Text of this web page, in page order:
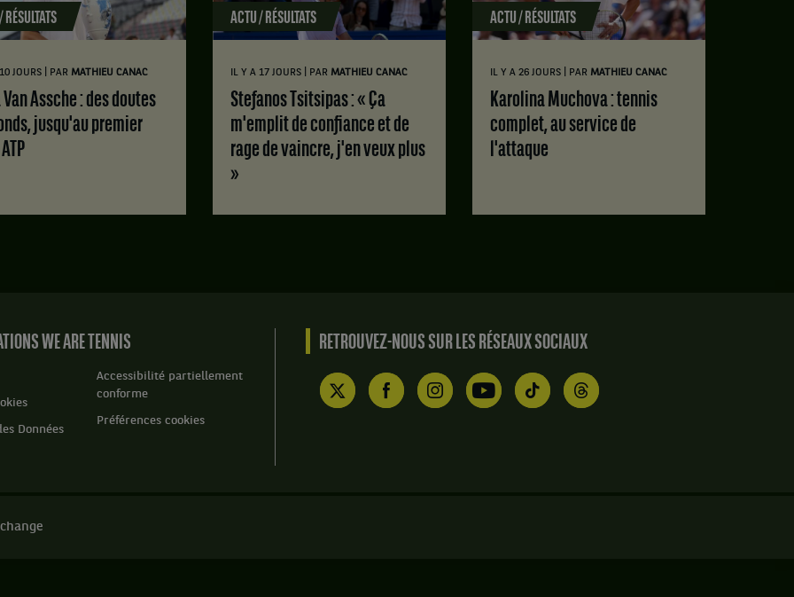
JOURS PAR MATHIEU CANAC
jusqu'au premier
ACTU / RÉSULTATS
IL Y A 17 JOURS PAR MATHIEU CANAC
Stefanos Tsitsipas : « Ça
m'emplit de confiance et de
rage de vaincre, j'en veux plus
»
ACTU / RÉSULTATS
IL Y A 26 JOURS PAR MATHIEU CANAC
Karolina Muchova : tennis
complet, au service de
l'attaque
WE ARE TENNIS
Données
Accessibilité partiellement
conforme
Préférences cookies
RETROUVEZ-NOUS SUR LES RÉSEAUX SOCIAUX